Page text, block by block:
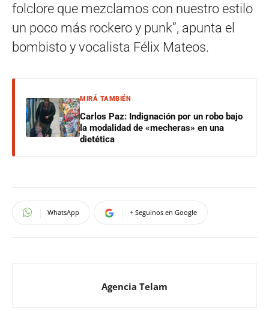
folclore que mezclamos con nuestro estilo
un poco más rockero y punk”, apunta el
bombisto y vocalista Félix Mateos.
MIRÁ TAMBIÉN
Carlos Paz: Indignación por un robo bajo
la modalidad de «mecheras» en una
dietética
WhatsApp + Seguinos en Google
Agencia Telam